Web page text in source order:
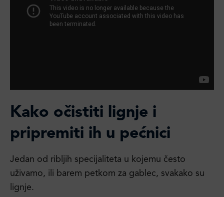
Kako očistiti lignje i
pripremiti ih u pećnici
Jedan od ribljih specijaliteta u kojemu često
uživamo, ili barem petkom za gablec, svakako su
lignje.